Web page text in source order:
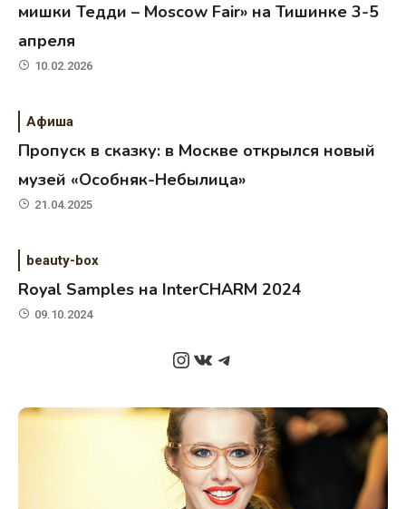
мишки Тедди – Moscow Fair» на Тишинке 3-5
апреля
10.02.2026
Афиша
Пропуск в сказку: в Москве открылся новый
музей «Особняк-Небылица»
21.04.2025
beauty-box
Royal Samples на InterCHARM 2024
09.10.2024
Instagram
ВКонтакте
Telegram